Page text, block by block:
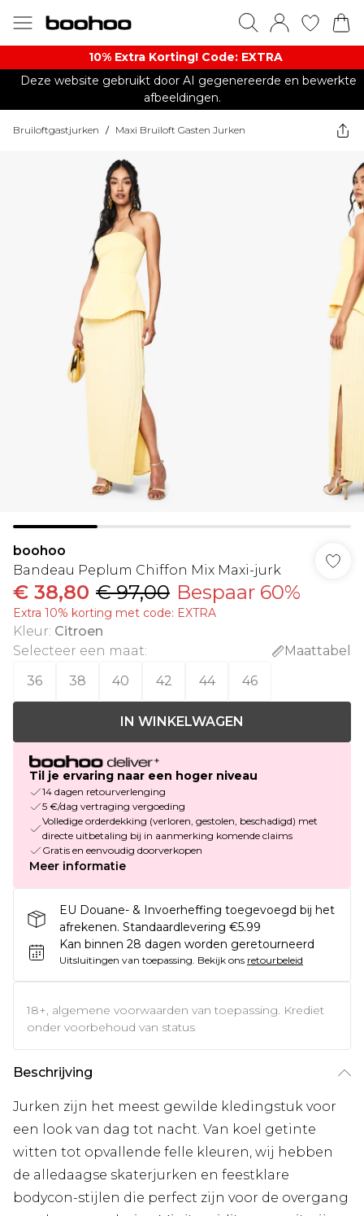
10% Extra Korting! Code: EXTRA​
Deze website gebruikt door AI gegenereerde en bewerkte
afbeeldingen.
Bruiloftgastjurken / Maxi Bruiloft Gasten Jurken
boohoo
Bandeau Peplum Chiffon Mix Maxi-jurk
€ 38,80 € 97,00 Bespaar 60%
Extra 10% korting met code: EXTRA
Kleur: Citroen
Selecteer een maat:
Maattabel
36
38 40 42 44 46
IN WINKELWAGEN
Til je ervaring naar een hoger niveau
14 dagen retourverlenging
5 €/dag vertraging vergoeding
Volledige orderdekking (verloren, gestolen, beschadigd) met
directe uitbetaling bij in aanmerking komende claims
Gratis en eenvoudig doorverkopen
Meer informatie
EU Douane- & Invoerheffing toegevoegd bij het
afrekenen. Standaardlevering €5.99
Kan binnen 28 dagen worden geretourneerd
Uitsluitingen van toepassing. Bekijk ons retourbeleid
18+, algemene voorwaarden van toepassing. Krediet
onder voorbehoud van status
Beschrijving
Jurken zijn het meest gewilde kledingstuk voor
een look van dag tot nacht. Van koel getinte
witten tot opvallende felle kleuren, wij hebben
de alledaagse skaterjurken en feestklare
bodycon-stijlen die perfect zijn voor de overgang